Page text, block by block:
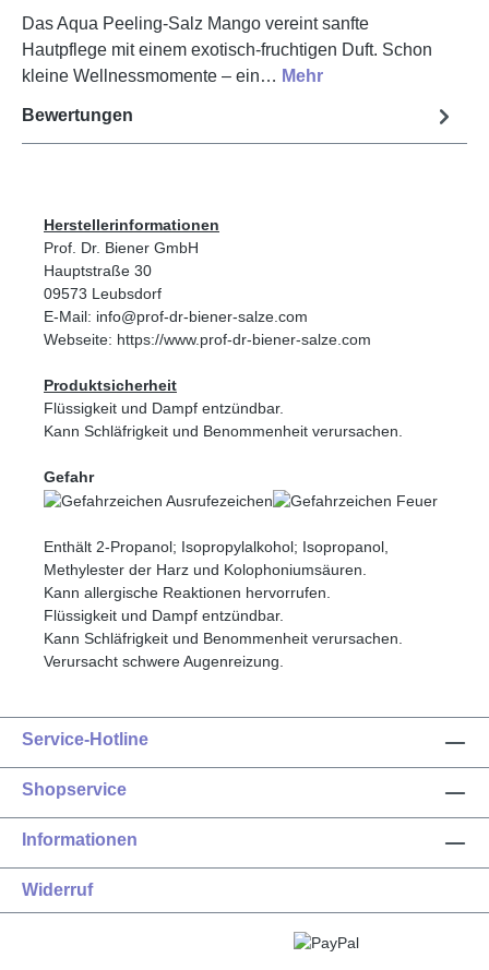
Das Aqua Peeling-Salz Mango vereint sanfte
Hautpflege mit einem exotisch-fruchtigen Duft. Schon
kleine Wellnessmomente – ein… Mehr
Bewertungen
Herstellerinformationen
Prof. Dr. Biener GmbH
Hauptstraße 30
09573 Leubsdorf
E-Mail: info@prof-dr-biener-salze.com
Webseite: https://www.prof-dr-biener-salze.com
Produktsicherheit
Flüssigkeit und Dampf entzündbar.
Kann Schläfrigkeit und Benommenheit verursachen.
Gefahr
Enthält 2-Propanol; Isopropylalkohol; Isopropanol,
Methylester der Harz und Kolophoniumsäuren.
Kann allergische Reaktionen hervorrufen.
Flüssigkeit und Dampf entzündbar.
Kann Schläfrigkeit und Benommenheit verursachen.
Verursacht schwere Augenreizung.
Service-Hotline
Shopservice
Informationen
Widerruf